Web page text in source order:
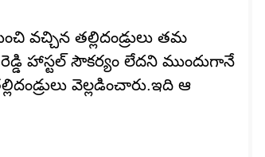
వచ్చిన తల్లిదండ్రులు తమ
హాస్టల్ సౌకర్యం లేదని ముందుగానే
వెల్లడించారు.ఇది ఆ